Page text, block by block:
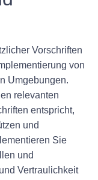
Vorschriften
von
Umgebungen.
relevanten
entspricht,
und
Sie
und
Vertraulichkeit